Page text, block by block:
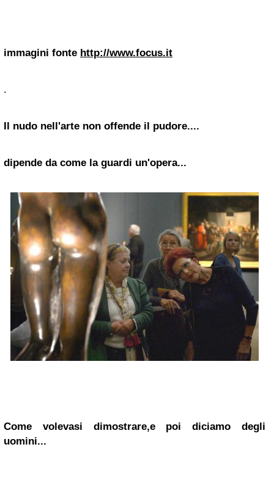
immagini fonte http://www.focus.it
.
Il nudo nell'arte non offende il pudore....
dipende da come la guardi un'opera...
Come volevasi dimostrare,e poi diciamo degli
uomini...